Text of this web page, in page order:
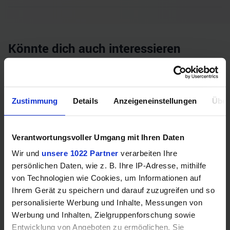
Zustimmung Details Anzeigeneinstellungen
Verantwortungsvoller Umgang mit Ihren Daten
Wir und unsere 1022 Partner verarbeiten Ihre
persönlichen Daten, wie z. B. Ihre IP-Adresse, mithilfe
von Technologien wie Cookies, um Informationen auf
Ihrem Gerät zu speichern und darauf zuzugreifen und so
personalisierte Werbung und Inhalte, Messungen von
Werbung und Inhalten, Zielgruppenforschung sowie
Entwicklung von Angeboten zu ermöglichen. Sie
Könnte dich auch interessieren
Samsung Odyssey OLED G6 (240Hz, WQHD, 27", QD-OLED,
FreeSync Premium, 99% DCI-P3)